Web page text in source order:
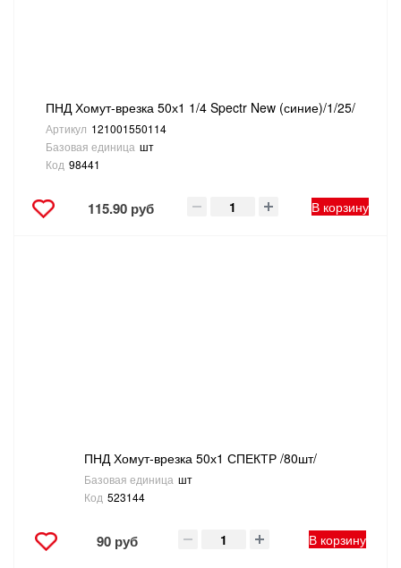
ПНД Хомут-врезка 50х1 1/4 Spectr New (синие)/1/25/
Артикул 121001550114
Базовая единица шт
Код 98441
115.90 руб В корзину
ПНД Хомут-врезка 50х1 СПЕКТР /80шт/
Базовая единица шт
Код 523144
90 руб В корзину